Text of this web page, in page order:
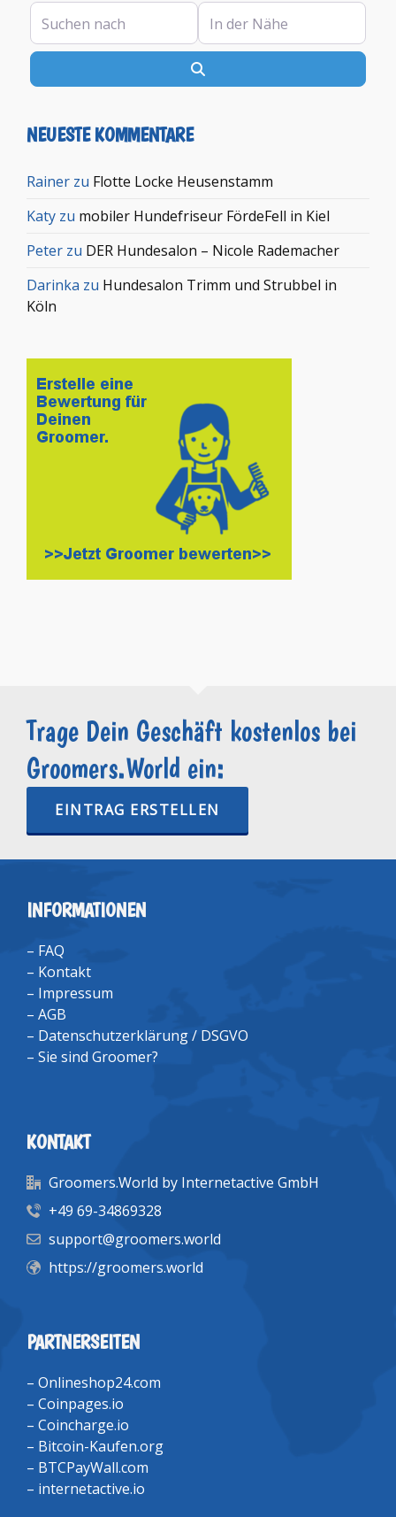
Suchen nach In der Nähe
NEUESTE KOMMENTARE
Rainer zu Flotte Locke Heusenstamm
Katy zu mobiler Hundefriseur FördeFell in Kiel
Peter zu DER Hundesalon – Nicole Rademacher
Darinka zu Hundesalon Trimm und Strubbel in
Köln
Trage Dein Geschäft kostenlos bei
Groomers.World ein:
EINTRAG ERSTELLEN
INFORMATIONEN
– FAQ
– Kontakt
– Impressum
– AGB
– Datenschutzerklärung / DSGVO
– Sie sind Groomer?
KONTAKT
Groomers.World by Internetactive GmbH
+49 69-34869328
support@groomers.world
https://groomers.world
PARTNERSEITEN
– Onlineshop24.com
– Coinpages.io
– Coincharge.io
– Bitcoin-Kaufen.org
– BTCPayWall.com
– internetactive.io